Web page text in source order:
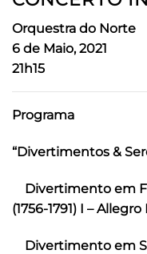
Orquestra do Norte
6 de Maio, 2021
21h15
Programa
“Divertimentos &
Divertimento em Fá
(1756-1791) I –
Divertimento em Si